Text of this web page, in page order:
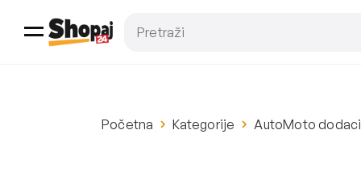
Početna Kategorije AutoMoto dodaci